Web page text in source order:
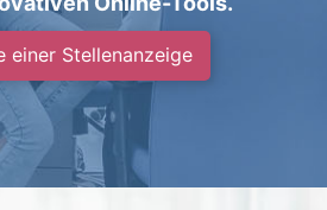
einer Stellenanzeige